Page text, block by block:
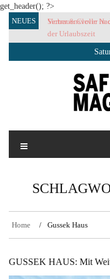
get_header(); ?>
Skip
content
NEUES
Vertrauensvolle
der Urlaubszeit
SAFE
Home Gussek Haus
GUSSEK HAUS: Mit